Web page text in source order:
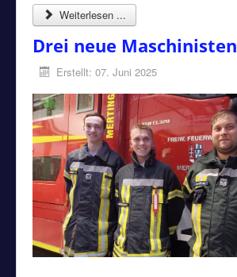
Weiterlesen ...
Drei neue Maschinisten
Erstellt: 07. Juni 2025